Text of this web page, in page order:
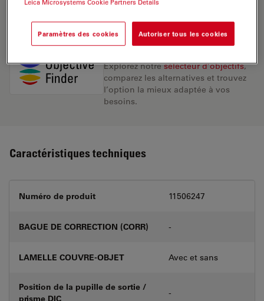
Explorez notresélecteur d’objectifs,
comparez les alternatives et trouvez
l’option la mieux adaptée à vos
besoins.
Caractéristiques techniques
Numéro de produit 11506247
BAGUE DE CORRECTION (CORR) -
LAMELLE COUVRE-OBJET Avec et sans
Position de la pupille de sortie /
prisme DIC
-
Leica Microsystems Cookie Partners Details
Paramètres des cookies Autoriser tous les cookies